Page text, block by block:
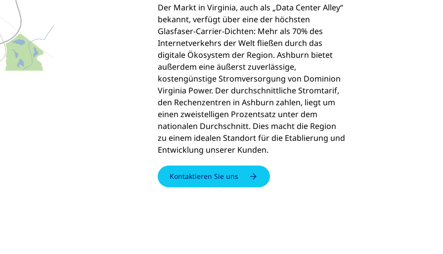
Der Markt in Virginia, auch als „Data Center Alley“
bekannt, verfügt über eine der höchsten
Glasfaser-Carrier-Dichten: Mehr als 70% des
Internetverkehrs der Welt fließen durch das
digitale Ökosystem der Region. Ashburn bietet
außerdem eine äußerst zuverlässige,
kostengünstige Stromversorgung von Dominion
Virginia Power. Der durchschnittliche Stromtarif,
den Rechenzentren in Ashburn zahlen, liegt um
einen zweistelligen Prozentsatz unter dem
nationalen Durchschnitt. Dies macht die Region
zu einem idealen Standort für die Etablierung und
Entwicklung unserer Kunden.
Kontaktieren Sie uns